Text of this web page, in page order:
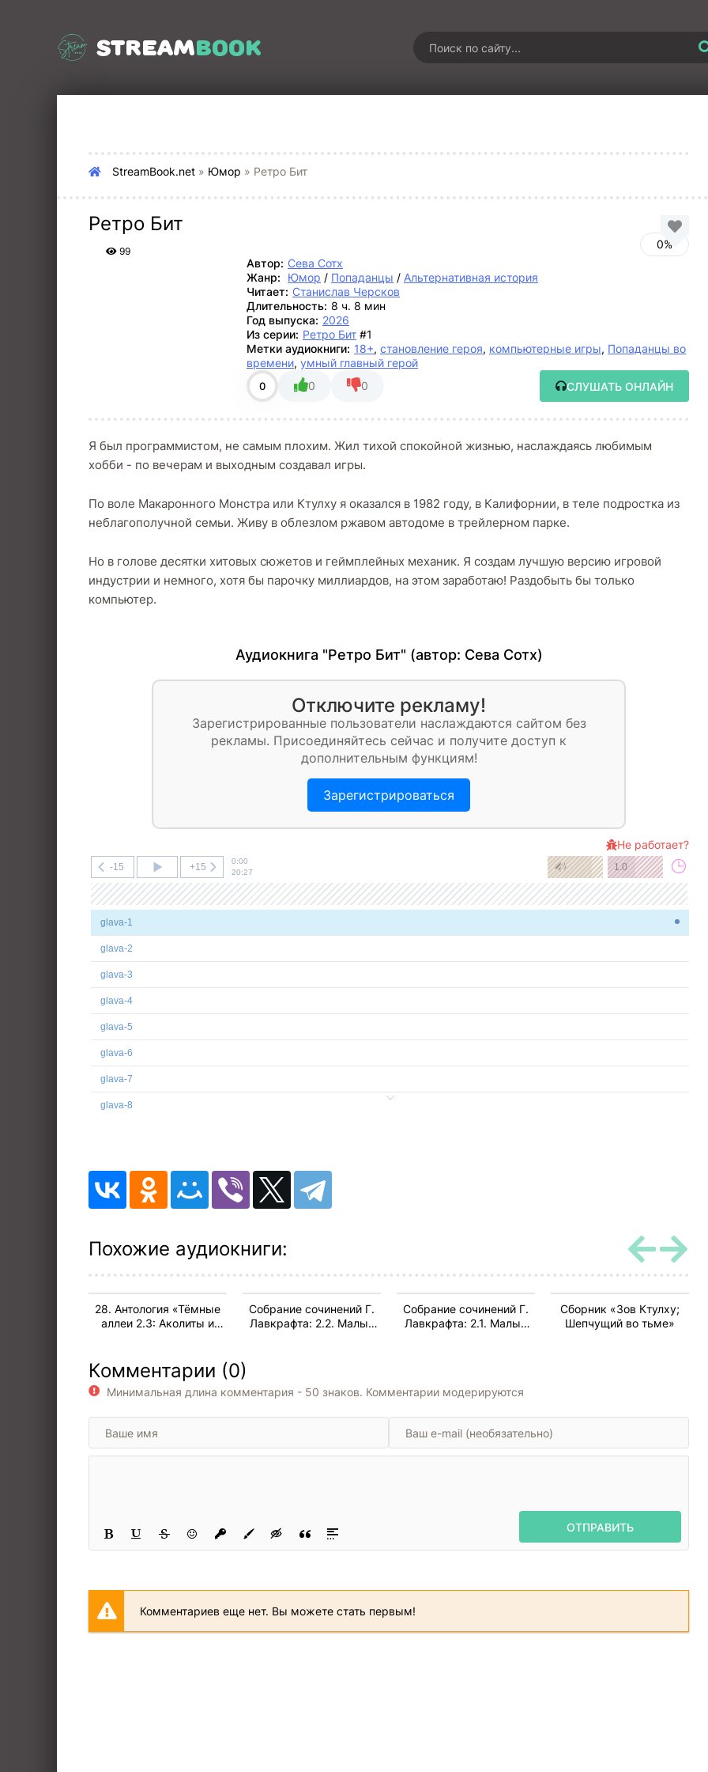
STREAMBOOK
StreamBook.net » Юмор » Ретро Бит
Ретро Бит
99
0%
Автор: Сева Сотх
Жанр:
Юмор / Попаданцы / Альтернативная история
Читает: Станислав Черсков
Длительность: 8 ч. 8 мин
Год выпуска: 2026
Из серии: Ретро Бит #1
Метки аудиокниги: 18+, становление героя, компьютерные игры, Попаданцы во
времени, умный главный герой
0 0 0 СЛУШАТЬ ОНЛАЙН
Я был программистом, не самым плохим. Жил тихой спокойной жизнью, наслаждаясь любимым
хобби - по вечерам и выходным создавал игры.
По воле Макаронного Монстра или Ктулху я оказался в 1982 году, в Калифорнии, в теле подростка из
неблагополучной семьи. Живу в облезлом ржавом автодоме в трейлерном парке.
Но в голове десятки хитовых сюжетов и геймплейных механик. Я создам лучшую версию игровой
индустрии и немного, хотя бы парочку миллиардов, на этом заработаю! Раздобыть бы только
компьютер.
Аудиокнига "Ретро Бит" (автор: Сева Сотх)
Отключите рекламу!
Зарегистрированные пользователи наслаждаются сайтом без
рекламы. Присоединяйтесь сейчас и получите доступ к
дополнительным функциям!
Зарегистрироваться
-15 +15
0:00
20:27
1.0
glava-1
glava-2
glava-3
glava-4
glava-5
glava-6
glava-7
glava-8
glava-11
glava-12
glava-16
glava-18
glava-19
glava-20
glava-25
Не работает?
Похожие аудиокниги:
28. Антология «Тёмные
аллеи 2.3: Аколиты и
мифы» (2021)
Собрание сочинений Г.
Лавкрафта: 2.2. Малые
Собрание сочинений Г.
Лавкрафта: 2.1. Малые
Сборник «Зов Ктулху;
Шепчущий во тьме»
Комментарии (0)
Минимальная длина комментария - 50 знаков. Комментарии модерируются
ОТПРАВИТЬ
Комментариев еще нет. Вы можете стать первым!